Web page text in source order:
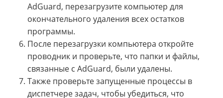
AdGuard, перезагрузите компьютер для
окончательного удаления всех остатков
программы.
После перезагрузки компьютера откройте
проводник и проверьте, что папки и файлы,
связанные с AdGuard, были удалены.
Также проверьте запущенные процессы в
диспетчере задач, чтобы убедиться, что